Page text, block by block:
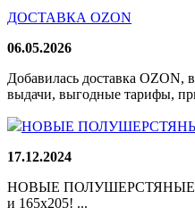
ДОСТАВКА OZON
06.05.2026
Добавилась доставка
выдачи, выгодные тарифы,
НОВЫЕ
17.12.2024
НОВЫЕ ПОЛУШЕРСТЯНЫЕ
и 165х205! ...